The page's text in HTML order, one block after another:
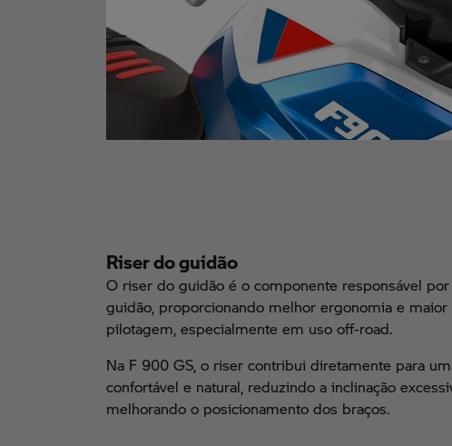
Riser do guidão
O riser do guidão é o componente responsável
guidão, proporcionando melhor ergonomia e maior
pilotagem, especialmente em uso off-road.
Na F 900 GS, o riser contribui diretamente para
confortável e natural, reduzindo a inclinação
melhorando o posicionamento dos braços.